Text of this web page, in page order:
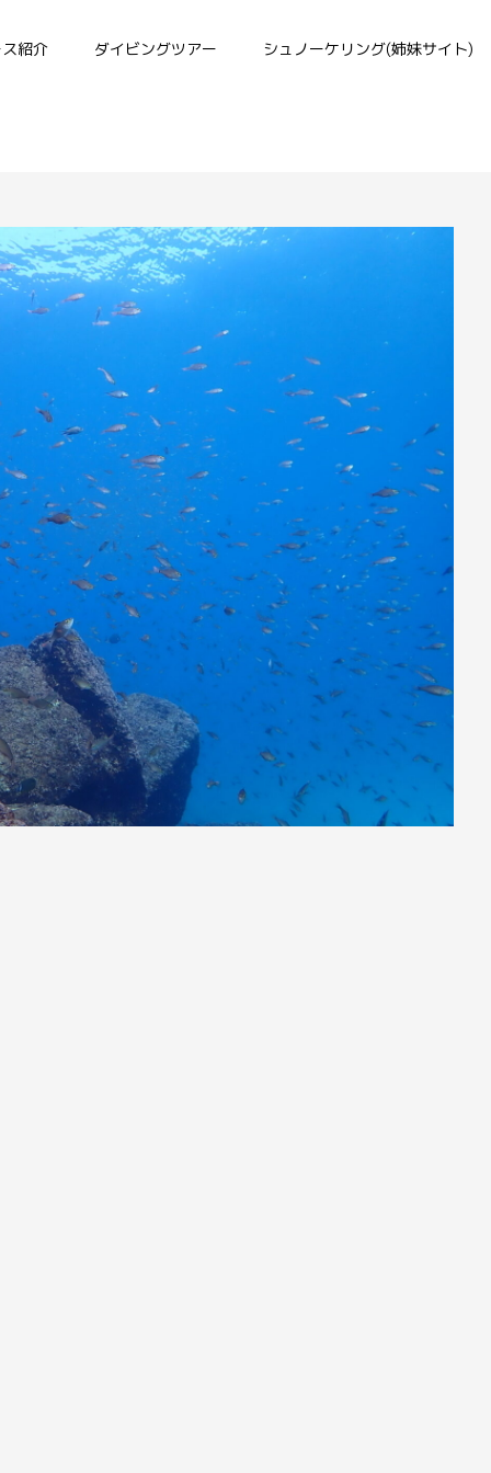
紹介 ダイビングツアー シュノーケリング(姉妹サイト)